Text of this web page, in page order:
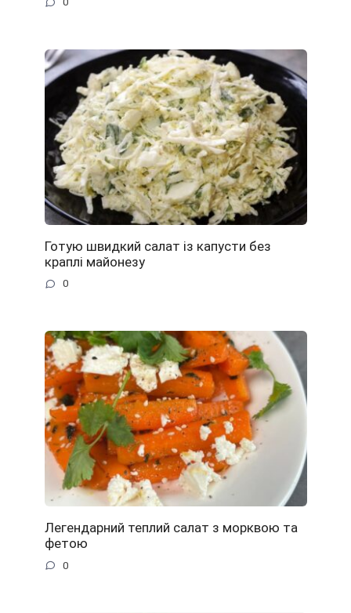
Готую швидкий салат із капусти без
краплі майонезу
0
Легендарний теплий салат з морквою та
фетою
0